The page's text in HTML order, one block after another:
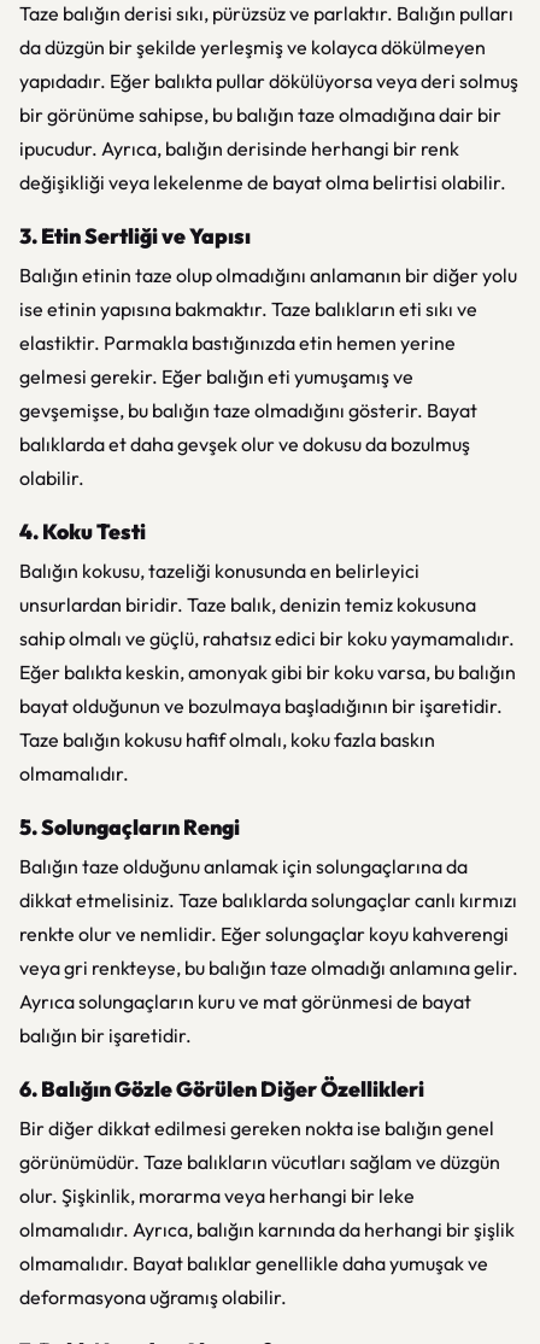
Taze balığın derisi sıkı, pürüzsüz ve parlaktır. Balığın pulları
da düzgün bir şekilde yerleşmiş ve kolayca dökülmeyen
yapıdadır. Eğer balıkta pullar dökülüyorsa veya deri solmuş
bir görünüme sahipse, bu balığın taze olmadığına dair bir
ipucudur. Ayrıca, balığın derisinde herhangi bir renk
değişikliği veya lekelenme de bayat olma belirtisi olabilir.
3. Etin Sertliği ve Yapısı
Balığın etinin taze olup olmadığını anlamanın bir diğer yolu
ise etinin yapısına bakmaktır. Taze balıkların eti sıkı ve
elastiktir. Parmakla bastığınızda etin hemen yerine
gelmesi gerekir. Eğer balığın eti yumuşamış ve
gevşemişse, bu balığın taze olmadığını gösterir. Bayat
balıklarda et daha gevşek olur ve dokusu da bozulmuş
olabilir.
4. Koku Testi
Balığın kokusu, tazeliği konusunda en belirleyici
unsurlardan biridir. Taze balık, denizin temiz kokusuna
sahip olmalı ve güçlü, rahatsız edici bir koku yaymamalıdır.
Eğer balıkta keskin, amonyak gibi bir koku varsa, bu balığın
bayat olduğunun ve bozulmaya başladığının bir işaretidir.
Taze balığın kokusu hafif olmalı, koku fazla baskın
olmamalıdır.
5. Solungaçların Rengi
Balığın taze olduğunu anlamak için solungaçlarına da
dikkat etmelisiniz. Taze balıklarda solungaçlar canlı kırmızı
renkte olur ve nemlidir. Eğer solungaçlar koyu kahverengi
veya gri renkteyse, bu balığın taze olmadığı anlamına gelir.
Ayrıca solungaçların kuru ve mat görünmesi de bayat
balığın bir işaretidir.
6. Balığın Gözle Görülen Diğer Özellikleri
Bir diğer dikkat edilmesi gereken nokta ise balığın genel
görünümüdür. Taze balıkların vücutları sağlam ve düzgün
olur. Şişkinlik, morarma veya herhangi bir leke
olmamalıdır. Ayrıca, balığın karnında da herhangi bir şişlik
olmamalıdır. Bayat balıklar genellikle daha yumuşak ve
deformasyona uğramış olabilir.